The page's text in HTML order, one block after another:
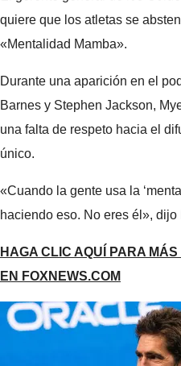
quiere que los atletas se
«Mentalidad Mamba».
Durante una aparición en el
Barnes y Stephen Jackson,
una falta de respeto hacia el
único.
«Cuando la gente usa la
haciendo eso. No eres él», dijo
HAGA CLIC AQUÍ PARA
EN FOXNEWS.COM